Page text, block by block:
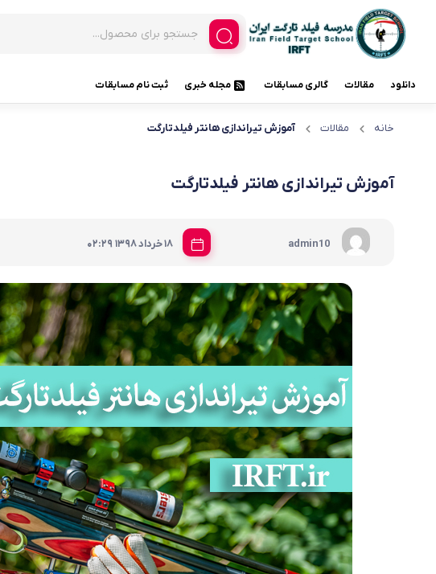
دانلود مقالات گالری مسابقات مجله خبری ثبت نام مسابقات
خانه مقالات آموزش تیراندازی هانتر فیلدتارگت
آموزش تیراندازی هانتر فیلدتارگت
admin10 18 خرداد 1398 |
02:29